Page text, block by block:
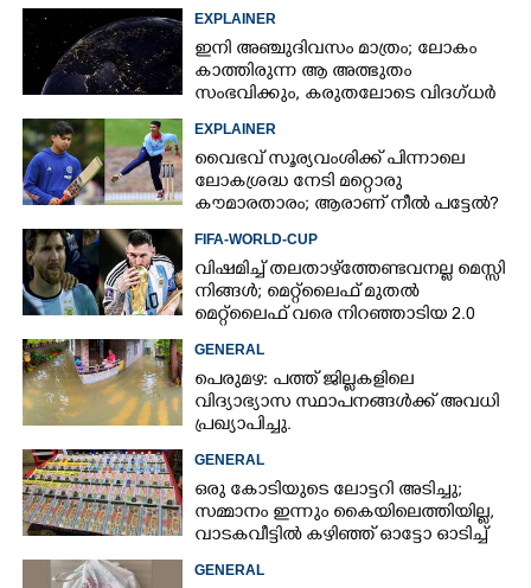
EXPLAINER
ഇനി അഞ്ചുദിവസം മാത്രം; ലോകം
കാത്തിരുന്ന ആ അത്ഭുതം
സംഭവിക്കും, കരുതലോടെ വിദഗ്ധർ
EXPLAINER
വൈഭവ് സൂര്യവംശിക്ക് പിന്നാലെ
ലോകശ്രദ്ധ നേടി മറ്റൊരു
കൗമാരതാരം; ആരാണ് നീൽ പട്ടേൽ?
FIFA-WORLD-CUP
വിഷമിച്ച് തലതാഴ്‌ത്തേണ്ടവനല്ല മെസ്സി
നിങ്ങള്‍; മെറ്റ്‌ലൈഫ് മുതല്‍
മെറ്റ്‌ലൈഫ് വരെ നിറഞ്ഞാടിയ 2.0
GENERAL
പെരുമഴ: പത്ത് ജില്ലകളിലെ
വിദ്യാഭ്യാസ സ്ഥാപനങ്ങൾക്ക് അവധി
പ്രഖ്യാപിച്ചു.
GENERAL
ഒരു കോടിയുടെ ലോട്ടറി അടിച്ചു;
സമ്മാനം ഇന്നും കൈയിലെത്തിയില്ല,
വാടകവീട്ടിൽ കഴിഞ്ഞ് ഓട്ടോ ഓടിച്ച്
GENERAL